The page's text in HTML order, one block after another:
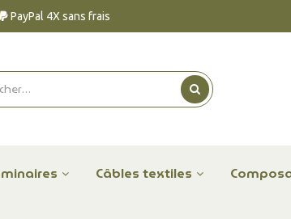
PayPal 4X sans frais
Câbles textiles